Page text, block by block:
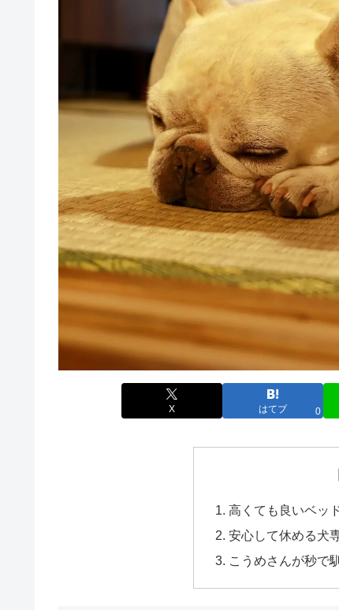
X はてブ 0
高くても良いベッ
安心して休める犬
こうめさんが秒で